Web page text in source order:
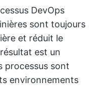
DevOps
sont toujours
et réduit le
est un
processus sont
environnements